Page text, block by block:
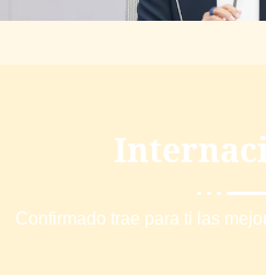
Confirmado trae para ti las